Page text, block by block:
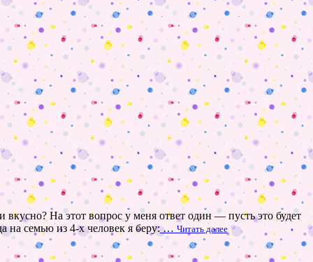
На этот вопрос у меня ответ один — пусть это будет
на семью из 4-х человек я беру:… Читать далее